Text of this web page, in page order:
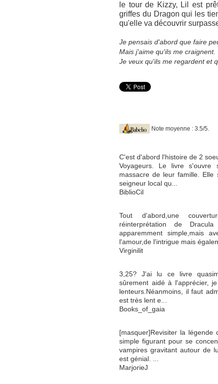
le tour de Kizzy, Lil est
griffes du Dragon qui les
qu'elle va découvrir
Je pensais d'abord que faire
Mais j'aime qu'ils me craignent.
Je veux qu'ils me regardent et
Note moyenne : 3.5/5.
C'est d'abord l'histoire de 2
Voyageurs. Le livre s'ouvre
massacre de leur famille.
seigneur local qu...
BiblioCil
Tout d'abord,une
réinterprétation de
apparemment simple,mais
l'amour,de l'intrigue mais
Virginilit
3,25? J'ai lu ce livre
sûrement aidé à l'apprécier,
lenteurs.Néanmoins, il faut
est très lent e...
Books_of_gaia
[masquer]Revisiter la
simple figurant pour se
vampires gravitant autour de
est génial. ...
MarjorieJ